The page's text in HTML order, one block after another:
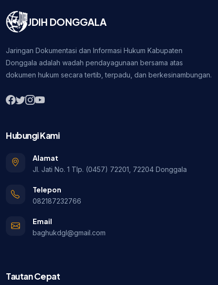
JDIH DONGGALA
Jaringan Dokumentasi dan Informasi Hukum Kabupaten
Donggala adalah wadah pendayagunaan bersama atas
dokumen hukum secara tertib, terpadu, dan berkesinambungan.
Hubungi Kami
Alamat
Jl. Jati No. 1 Tlp. (0457) 72201, 72204 Donggala
Telepon
082187232766
Email
baghukdgl@gmail.com
Tautan Cepat